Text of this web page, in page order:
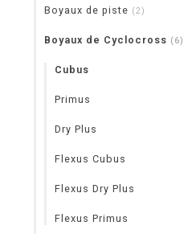
Boyaux de piste (2)
Boyaux de Cyclocross (6)
Cubus
Primus
Dry Plus
Flexus Cubus
Flexus Dry Plus
Flexus Primus